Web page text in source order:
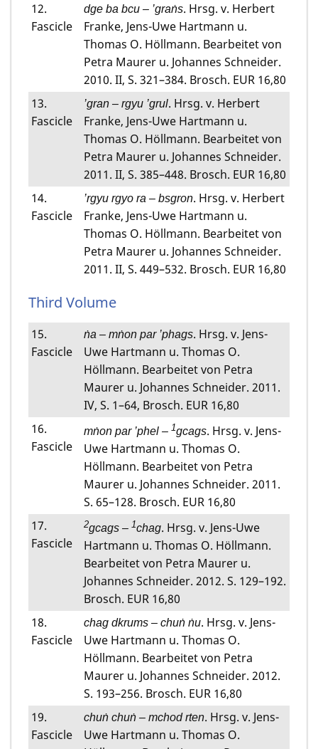
12.
Fascicle
dge ba bcu – ’graṅs. Hrsg. v. Herbert
Franke, Jens-Uwe Hartmann u.
Thomas O. Höllmann. Bearbeitet von
Petra Maurer u. Johannes Schneider.
2010. II, S. 321–384. Brosch. EUR 16,80
13.
Fascicle
’gran – rgyu ’grul. Hrsg. v. Herbert
Franke, Jens-Uwe Hartmann u.
Thomas O. Höllmann. Bearbeitet von
Petra Maurer u. Johannes Schneider.
2011. II, S. 385–448. Brosch. EUR 16,80
14.
Fascicle
’rgyu rgyo ra – bsgron. Hrsg. v. Herbert
Franke, Jens-Uwe Hartmann u.
Thomas O. Höllmann. Bearbeitet von
Petra Maurer u. Johannes Schneider.
2011. II, S. 449–532. Brosch. EUR 16,80
Third Volume
15.
Fascicle
ṅa – mṅon par ’phags. Hrsg. v. Jens-
Uwe Hartmann u. Thomas O.
Höllmann. Bearbeitet von Petra
Maurer u. Johannes Schneider. 2011.
IV, S. 1–64, Brosch. EUR 16,80
16.
Fascicle
mṅon par ’phel – 1gcags. Hrsg. v. Jens-
Uwe Hartmann u. Thomas O.
Höllmann. Bearbeitet von Petra
Maurer u. Johannes Schneider. 2011.
S. 65–128. Brosch. EUR 16,80
17.
Fascicle
2gcags – 1chag. Hrsg. v. Jens-Uwe
Hartmann u. Thomas O. Höllmann.
Bearbeitet von Petra Maurer u.
Johannes Schneider. 2012. S. 129–192.
Brosch. EUR 16,80
18.
Fascicle
chag dkrums – chuṅ ṅu. Hrsg. v. Jens-
Uwe Hartmann u. Thomas O.
Höllmann. Bearbeitet von Petra
Maurer u. Johannes Schneider. 2012.
S. 193–256. Brosch. EUR 16,80
19.
Fascicle
chuṅ chuṅ – mchod rten. Hrsg. v. Jens-
Uwe Hartmann u. Thomas O.